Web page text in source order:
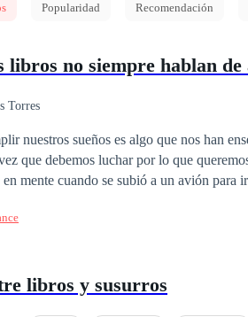
Popularidad Recomendación
libros no siempre hablan de
Torres
nuestros sueños es algo que nos han
que debemos luchar por lo que queremos sin importar lo
en mente cuando se subió a un avión para
muchas cosas más, nuevas amistades,
libros y susurros